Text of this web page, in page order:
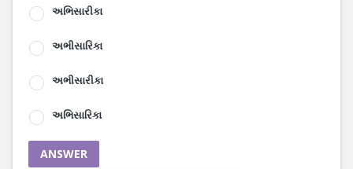
અભિસારીકા
અભીસારિકા
અભીસારીકા
અભિસારિકા
ANSWER